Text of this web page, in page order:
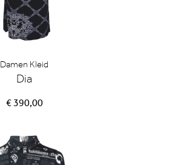
Damen Kleid
Dia
€ 390,00